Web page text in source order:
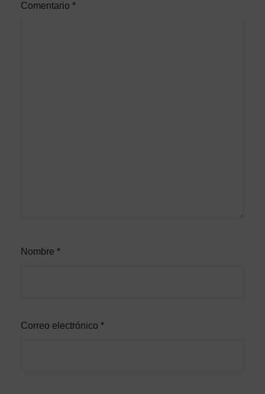
Comentario *
Nombre *
Correo electrónico *